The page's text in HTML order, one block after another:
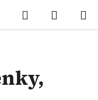
Hledat
KOŠÍK
,